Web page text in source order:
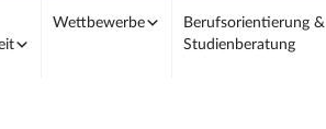
Wettbewerbe
Berufsorientierung &
Studienberatung